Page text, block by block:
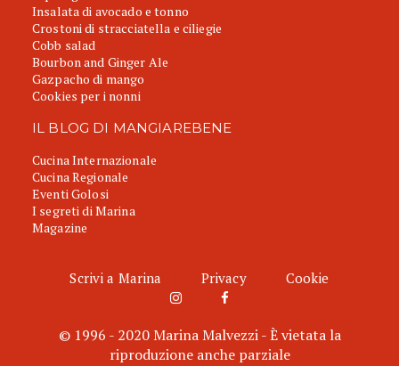
Insalata di avocado e tonno
Crostoni di stracciatella e ciliegie
Cobb salad
Bourbon and Ginger Ale
Gazpacho di mango
Cookies per i nonni
IL BLOG DI MANGIAREBENE
Cucina Internazionale
Cucina Regionale
Eventi Golosi
I segreti di Marina
Magazine
Scrivi a Marina Privacy Cookie
© 1996 - 2020 Marina Malvezzi - È vietata la
riproduzione anche parziale